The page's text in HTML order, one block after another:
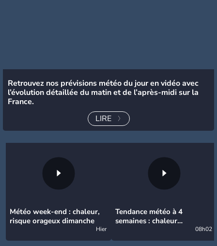
Retrouvez nos prévisions météo du jour en vidéo avec
l’évolution détaillée du matin et de l’après-midi sur la
France.
LIRE
Météo week-end : chaleur,
risque orageux dimanche
Hier
Tendance météo à 4
semaines : chaleur
septembre
08h02